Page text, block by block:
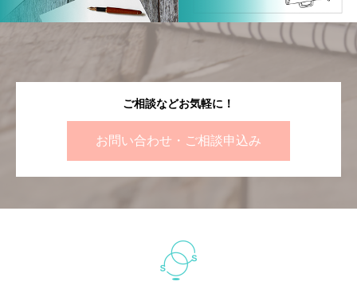
ご相談などお気軽に！
お問い合わせ・ご相談申込み